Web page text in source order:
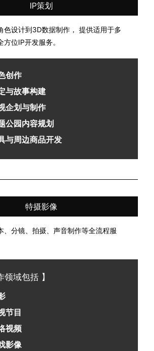
IP策划
色设计到3D数据制作， 提供适用于多
位IP开发服务。
色创作
与故事构建
企划与制作
公园内容规划
与周边商品开发
特摄影像
、分镜、拍摄、声音制作等全流程服
领域包括 】
视节目
视频
影像